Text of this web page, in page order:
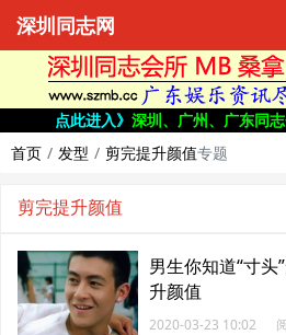
深圳同志网
点此进入》 深圳、广州、广东同
首页
发型 剪完提升颜值专题
剪完提升颜值
男生你知道“寸头
升颜值
2020-03-23 10:02